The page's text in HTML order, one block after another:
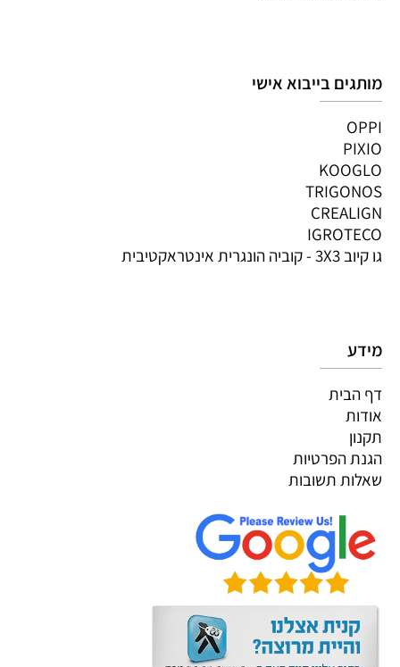
מותגים בייבוא אישי
OPPI
PIXIO
KOOGLO
TRIGONOS
CREALIGN
IGROTECO
גו קיוב 3X3 - קוביה הונגרית אינטראקטיבית
מידע
דף הבית
אודות
תקנון
הגנת הפרטיות
שאלות תשובות